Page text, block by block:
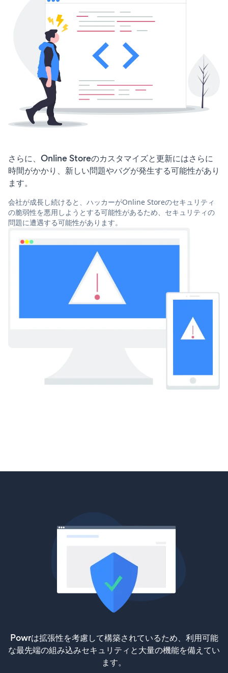
さらに、Online Storeのカスタマイズと更新にはさらに
時間がかかり、新しい問題やバグが発生する可能性があり
ます。
会社が成長し続けると、ハッカーがOnline Storeのセキュリティ
の脆弱性を悪用しようとする可能性があるため、セキュリティの
問題に遭遇する可能性があります。
Powrは拡張性を考慮して構築されているため、利用可能
な最先端の組み込みセキュリティと大量の機能を備えてい
ます。